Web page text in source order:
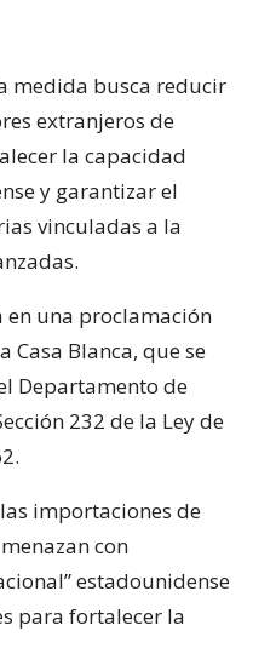
medida busca reducir
extranjeros de
la capacidad
y garantizar el
vinculadas a la
una proclamación
Blanca, que se
Departamento de
232 de la Ley de
importaciones de
con
estadounidense
para fortalecer la